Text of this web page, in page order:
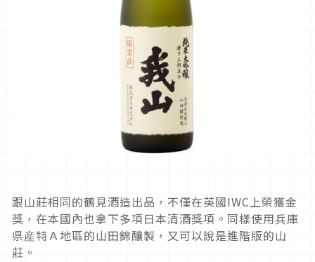
跟山莊相同的鶴見酒造出品，不僅在英國IWC上榮獲金
獎，在本國內也拿下多項日本清酒獎項。同樣使用兵庫
県産特Ａ地區的山田錦釀製，又可以說是進階版的山
莊。